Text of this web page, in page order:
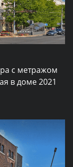
с метражом
в доме 2021